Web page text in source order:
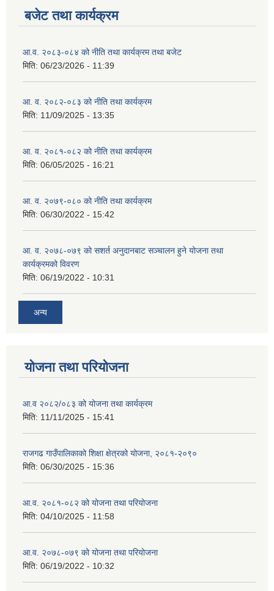
बजेट तथा कार्यक्रम
आ.व. २०८३-०८४ को नीति तथा कार्यक्रम तथा बजेट
मिति: 06/23/2026 - 11:39
आ. व. २०८२-०८३ को नीति तथा कार्यक्रम
मिति: 11/09/2025 - 13:35
आ. व. २०८१-०८२ को नीति तथा कार्यक्रम
मिति: 06/05/2025 - 16:21
आ. व. २०७९-०८० को नीति तथा कार्यक्रम
मिति: 06/30/2022 - 15:42
आ. व. २०७८-०७९ को सशर्त अनुदानबाट सञ्चालन हुने योजना तथा
कार्यक्रमको विवरण
मिति: 06/19/2022 - 10:31
अन्य
योजना तथा परियोजना
आ.व २०८२/०८३ को योजना तथा कार्यक्रम
मिति: 11/11/2025 - 15:41
राजगढ गाउँपालिकाको शिक्षा क्षेत्रको योजना, २०८१-२०९०
मिति: 06/30/2025 - 15:36
आ.व. २०८१-०८२ को योजना तथा परियोजना
मिति: 04/10/2025 - 11:58
आ.व. २०७८-०७९ को योजना तथा परियोजना
मिति: 06/19/2022 - 10:32